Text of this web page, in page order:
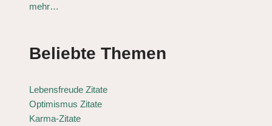
mehr…
Beliebte Themen
Lebensfreude Zitate
Optimismus Zitate
Karma-Zitate